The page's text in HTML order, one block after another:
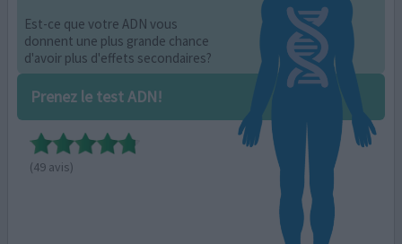
Est-ce que votre ADN vous
donnent une plus grande chance
d'avoir plus d'effets secondaires?
Prenez le test ADN!
(49 avis)